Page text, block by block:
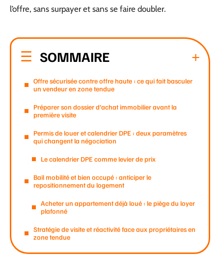
l’offre, sans surpayer et sans se faire doubler.
SOMMAIRE
Offre sécurisée contre offre haute : ce qui fait basculer
un vendeur en zone tendue
Préparer son dossier d’achat immobilier avant la
première visite
Permis de louer et calendrier DPE : deux paramètres
qui changent la négociation
Le calendrier DPE comme levier de prix
Bail mobilité et bien occupé : anticiper le
repositionnement du logement
Acheter un appartement déjà loué : le piège du loyer
plafonné
Stratégie de visite et réactivité face aux propriétaires en
zone tendue